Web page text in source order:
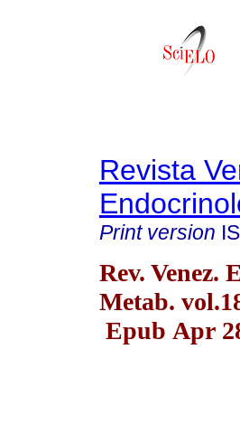
Revista
Print version
Rev. Venez.
Metab.
Epub Apr